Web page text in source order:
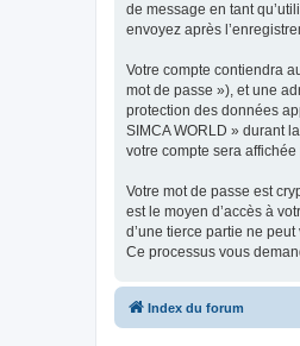
de message en tant
envoyez après
Votre compte contiendra
mot de passe »), et une
protection des données
SIMCA WORLD » durant
votre compte sera
Votre mot de passe est
est le moyen d’accès à
d’une tierce partie ne
Ce processus vous
Index du forum